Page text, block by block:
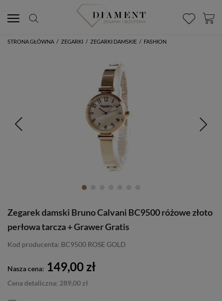
STRONA GŁÓWNA / ZEGARKI / ZEGARKI DAMSKIE / FASHION
Zegarek damski Bruno Calvani BC9500 różowe złoto
perłowa tarcza + Grawer Gratis
Kod producenta: BC9500 ROSE GOLD
Nasza cena: 149,00 zł
Cena detaliczna: 289,00 zł